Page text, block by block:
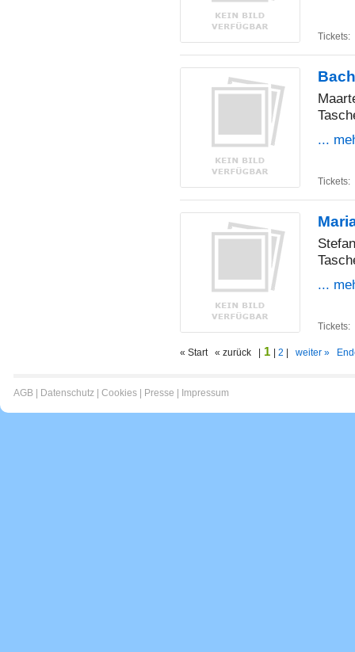
Tickets:
...
Tickets:
...
Tickets:
« Start « zurück | 1 2 weiter »
AGB Datenschutz Cookies Presse Impressum